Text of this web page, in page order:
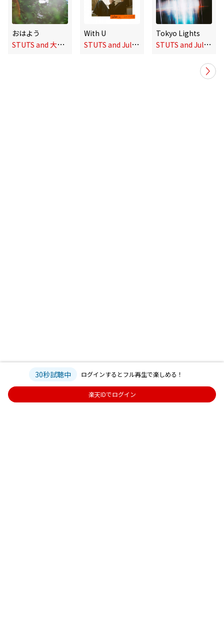
おはよう
S
TUTS and 大貫妙子
With U
S
TUTS and Julia Wu
Tokyo Lights
S
TUTS and Julia Wu
30秒試聴中 ログインするとフル再生で楽しめる！
楽天IDでログイン